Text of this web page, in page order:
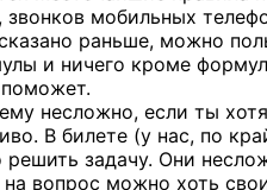
звонков мобильных
раньше, можно
и ничего кроме
несложно, если ты
В билете (у нас, по
решить задачу. Они
на вопрос можно хоть